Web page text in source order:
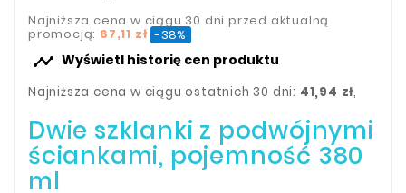
Najniższa cena w ciągu 30 dni przed aktualną
promocją: 67,11 zł -38%
 Wyświetl historię cen produktu
Najniższa cena w ciągu ostatnich 30 dni: 41,94 zł,
Dwie szklanki z podwójnymi
ściankami, pojemność 380
ml